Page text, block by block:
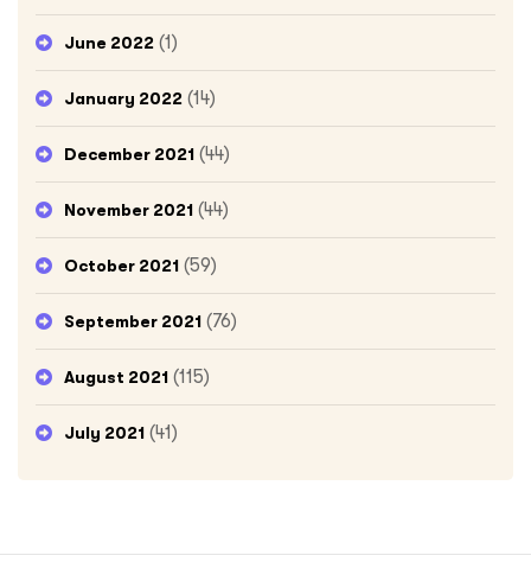
June 2022 (1)
January 2022 (14)
December 2021 (44)
November 2021 (44)
October 2021 (59)
September 2021 (76)
August 2021 (115)
July 2021 (41)